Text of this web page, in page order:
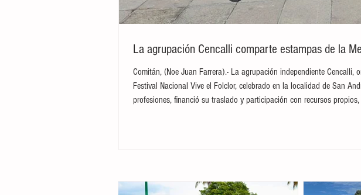
La agrupación Cencalli comparte estampas de la
Comitán, (Noe Juan Farrera).- La agrupación independiente
Festival Nacional Vive el Folclor, celebrado en la localidad de San
profesiones, financió su traslado y participación con recursos